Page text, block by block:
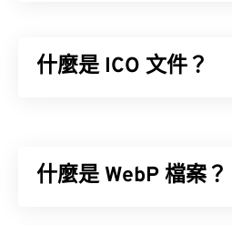
什麼是 ICO 文件？
像，以便 Windows 用戶可以
什麼是 WebP 檔案？